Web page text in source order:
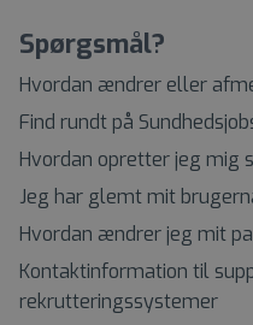
Spørgsmål?
Hvordan ændrer eller
Find rundt på
Hvordan opretter jeg mig
Jeg har glemt mit
Hvordan ændrer jeg mit
Kontaktinformation til
rekrutteringssystemer